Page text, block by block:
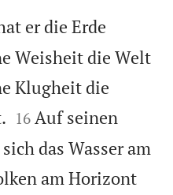
er die Erde
Weisheit die Welt
Klugheit die


16 Auf seinen
das Wasser am
am Horizont